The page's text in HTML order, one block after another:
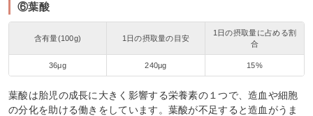
⑥葉酸
含有量(100g) 1日の摂取量の目安
1日の摂取量に占める割
合
36μg 240μg 15%
葉酸は胎児の成長に大きく影響する栄養素の１つで、造血や細胞
の分化を助ける働きをしています。葉酸が不足すると造血がうま